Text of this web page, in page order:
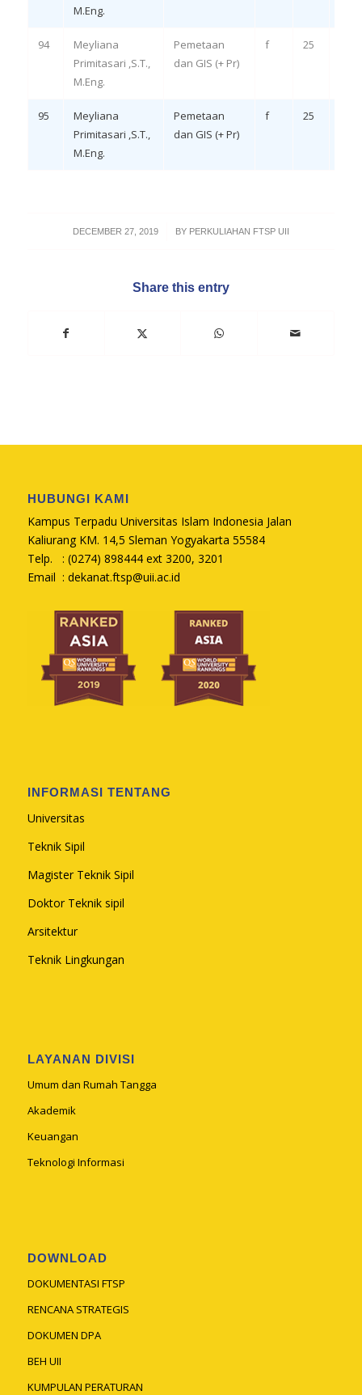
M.Eng.
94
Meyliana
Primitasari ,S.T.,
M.Eng.
Pemetaan
dan GIS (+ Pr)
f 25
95
Meyliana
Primitasari ,S.T.,
M.Eng.
Pemetaan
dan GIS (+ Pr)
f 25
DECEMBER 27, 2019
/ BY PERKULIAHAN FTSP UII
Share this entry
HUBUNGI KAMI
Kampus Terpadu Universitas Islam Indonesia Jalan
Kaliurang KM. 14,5 Sleman Yogyakarta 55584
Telp. : (0274) 898444 ext 3200, 3201
Email : dekanat.ftsp@uii.ac.id
INFORMASI TENTANG
Universitas
Teknik Sipil
Magister Teknik Sipil
Doktor Teknik sipil
Arsitektur
Teknik Lingkungan
LAYANAN DIVISI
Umum dan Rumah Tangga
Akademik
Keuangan
Teknologi Informasi
DOWNLOAD
DOKUMENTASI FTSP
RENCANA STRATEGIS
DOKUMEN DPA
BEH UII
KUMPULAN PERATURAN